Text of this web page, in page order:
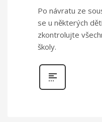
Po návratu ze
se u některých
zkontrolujte
školy.